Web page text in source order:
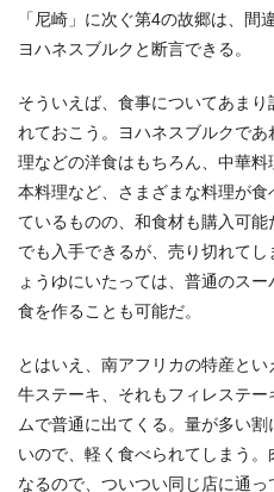
「尼崎」に次ぐ第4の故郷は、
ヨハネスブルクと断言できる。
そういえば、食事についてあま
れておこう。ヨハネスブルクで
理などの洋食はもちろん、中華
本料理など、さまざまな料理が
ているものの、和食材も購入可
でも入手できるが、売り切れて
ょうゆにいたっては、普通のス
食を作ることも可能だ。
とはいえ、南アフリカの特産とい
牛ステーキ、それもフィレステ
ムで普通に出てくる。量が多い
いので、軽く食べられてしまう
なるので、ついつい同じ店に通